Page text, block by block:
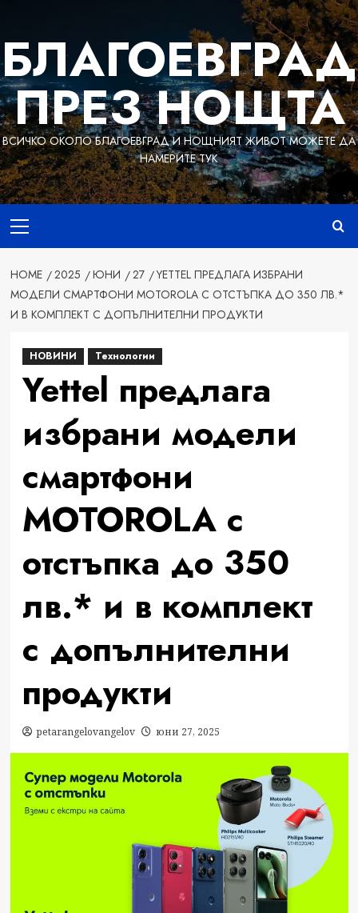
content
БЛАГОЕВГРАД
ПРЕЗ НОЩТА
ВСИЧКО ОКОЛО БЛАГОЕВГРАД И НОЩНИЯТ ЖИВОТ МОЖЕТЕ ДА
НАМЕРИТЕ ТУК
Menu
HOME 2025 ЮНИ 27
YETTEL ПРЕДЛАГА ИЗБРАНИ
МОДЕЛИ СМАРТФОНИ MOTOROLA С ОТСТЪПКА ДО 350 ЛВ.*
И В КОМПЛЕКТ С ДОПЪЛНИТЕЛНИ ПРОДУКТИ
НОВИНИ Технологии
Yettel предлага
избрани модели
смартфони
MOTOROLA с
отстъпка до 350
лв.* и в комплект
с допълнителни
продукти
petarangelovangelov юни 27, 2025